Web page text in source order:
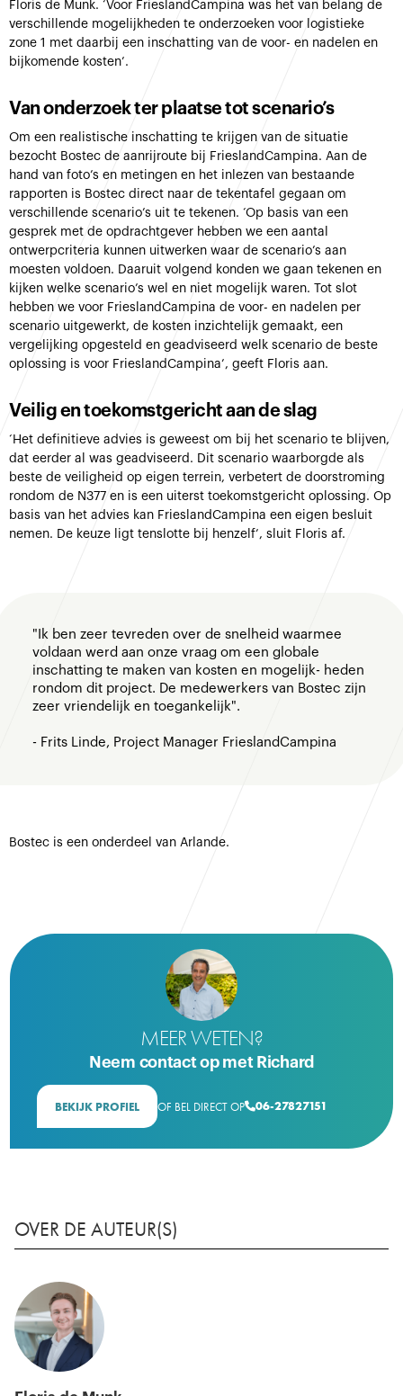
Floris de Munk. ‘Voor FrieslandCampina was het van belang de
verschillende mogelijkheden te onderzoeken voor logistieke
zone 1 met daarbij een inschatting van de voor- en nadelen en
bijkomende kosten’.
Van onderzoek ter plaatse tot scenario’s
Om een realistische inschatting te krijgen van de situatie
bezocht Bostec de aanrijroute bij FrieslandCampina. Aan de
hand van foto’s en metingen en het inlezen van bestaande
rapporten is Bostec direct naar de tekentafel gegaan om
verschillende scenario’s uit te tekenen. ‘Op basis van een
gesprek met de opdrachtgever hebben we een aantal
ontwerpcriteria kunnen uitwerken waar de scenario’s aan
moesten voldoen. Daaruit volgend konden we gaan tekenen en
kijken welke scenario’s wel en niet mogelijk waren. Tot slot
hebben we voor FrieslandCampina de voor- en nadelen per
scenario uitgewerkt, de kosten inzichtelijk gemaakt, een
vergelijking opgesteld en geadviseerd welk scenario de beste
oplossing is voor FrieslandCampina’, geeft Floris aan.
Veilig en toekomstgericht aan de slag
‘Het definitieve advies is geweest om bij het scenario te blijven,
dat eerder al was geadviseerd. Dit scenario waarborgde als
beste de veiligheid op eigen terrein, verbetert de doorstroming
rondom de N377 en is een uiterst toekomstgericht oplossing. Op
basis van het advies kan FrieslandCampina een eigen besluit
nemen. De keuze ligt tenslotte bij henzelf’, sluit Floris af.
"Ik ben zeer tevreden over de snelheid waarmee
voldaan werd aan onze vraag om een globale
inschatting te maken van kosten en mogelijk- heden
rondom dit project. De medewerkers van Bostec zijn
zeer vriendelijk en toegankelijk".
- Frits Linde, Project Manager FrieslandCampina
Bostec is een onderdeel van Arlande.
MEER WETEN?
Neem contact op met Richard
BEKIJK PROFIEL OF BEL DIRECT OP06-27827151
OVER DE AUTEUR(S)